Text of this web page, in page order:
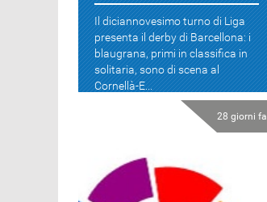
Il diciannovesimo turno di Liga
presenta il derby di Barcellona: i
blaugrana, primi in classifica in
solitaria, sono di scena al
Cornellà-E...
28 giorni fa